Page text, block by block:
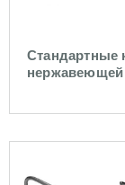
Стандартные
нержавеющей